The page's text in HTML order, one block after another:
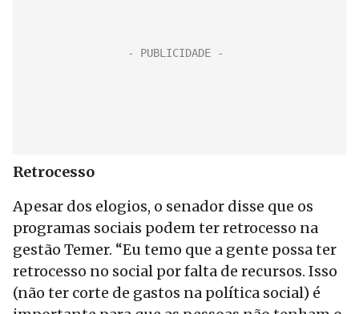
Retrocesso
Apesar dos elogios, o senador disse que os
programas sociais podem ter retrocesso na
gestão Temer. “Eu temo que a gente possa ter
retrocesso no social por falta de recursos. Isso
(não ter corte de gastos na política social) é